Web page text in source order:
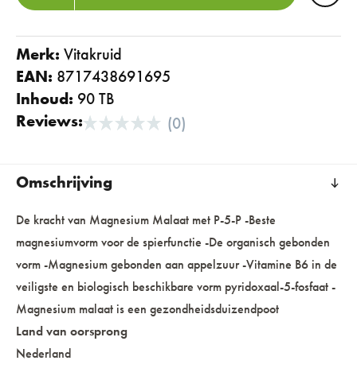
Merk:
vitakruid
EAN: 8717438691695
Inhoud: 90 TB
Reviews:
(0)
Omschrijving
De kracht van Magnesium Malaat met P-5-P -Beste
magnesiumvorm voor de spierfunctie -De organisch gebonden
vorm -Magnesium gebonden aan appelzuur -Vitamine B6 in de
veiligste en biologisch beschikbare vorm pyridoxaal-5-fosfaat -
Magnesium malaat is een gezondheidsduizendpoot
Land van oorsprong
Nederland